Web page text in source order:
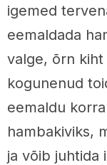
igemed
eemaldada
valge, õrn
kogunenud
eemaldu
hambakiviks,
ja võib juhtida